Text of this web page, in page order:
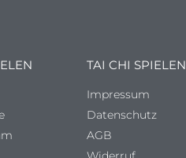
TAI CHI SPIELEN
Impressum
Datenschutz
AGB